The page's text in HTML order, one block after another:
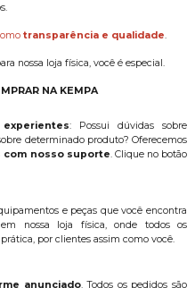
transparência e qualidade.
nossa loja física, você é especial.
NA KEMPA
: Possui dúvidas sobre
determinado produto? Oferecemos
com nosso suporte. Clique no botão
e peças que você encontra
nossa loja física, onde todos os
por clientes assim como você.
anunciado. Todos os pedidos são